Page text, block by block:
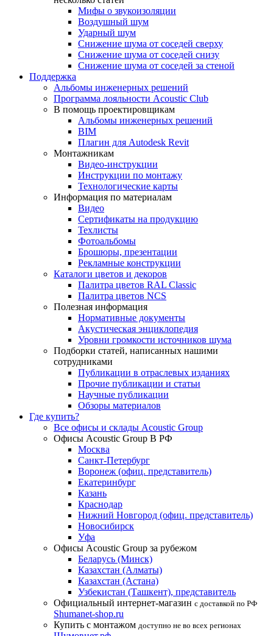
Мифы о звукоизоляции
Воздушный шум
Ударный шум
Снижение шума от соседей сверху
Снижение шума от соседей снизу
Снижение шума от соседей за стеной
Поддержка
Альбомы инженерных решений
Программа лояльности Acoustic Club
В помощь проектировщикам
Альбомы инженерных решений
BIM
Плагин для Autodesk Revit
Монтажникам
Видео-инструкции
Инструкции по монтажу
Технологические карты
Информация по материалам
Видео
Сертификаты на продукцию
Техлисты
Фотоальбомы
Брошюры, презентации
Рекламные конструкции
Каталоги цветов и декоров
Палитра цветов RAL Сlassic
Палитра цветов NCS
Полезная информация
Нормативные документы
Акустическая энциклопедия
Уровни громкости источников шума
Подборки статей, написанных нашими
сотрудниками
Публикации в отраслевых изданиях
Прочие публикации и статьи
Научные публикации
Обзоры материалов
Где купить?
Все офисы и склады Acoustic Group
Офисы Acoustic Group В РФ
Москва
Санкт-Петербург
Воронеж (офиц. представитель)
Екатеринбург
Казань
Краснодар
Нижний Новгород (офиц. представитель)
Новосибирск
Уфа
Офисы Acoustic Group за рубежом
Беларусь (Минск)
Казахстан (Алматы)
Казахстан (Астана)
Узбекистан (Ташкент), представитель
Официальный интернет-магазин с доставкой по РФ
Shumanet-shop.ru
Купить с монтажом доступно не во всех регионах